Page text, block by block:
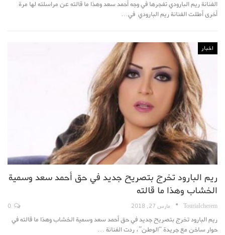
الفنانة ريم البارودي تفجرها في وجه أحمد سعد وهذا ما قالته عن مراسلته لها مرة
أخرى أطلت الفنانة ريم البارودي في…
اخبار
ريم البارود تخرج بتصريح جديد في حق أحمد سعد وسمية
الخشاب وهذا ما قالته
TouriaIcherem مارس 27, 2018
ريم البارود تخرج بتصريح جديد في حق أحمد سعد وسمية الخشاب وهذا ما قالته في
حوار ساخن مع جريدة “الوطن”، ردت الفنانة …